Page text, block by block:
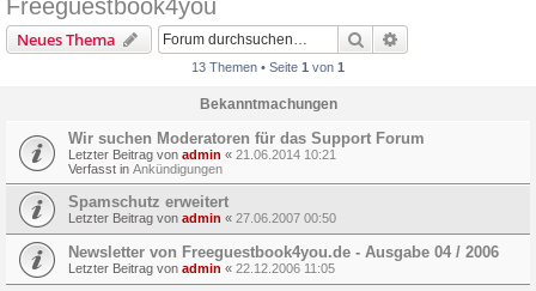
Freeguestbook4you
Neues Thema Suche
13 Themen • Seite 1 von 1
Bekanntmachungen
Wir suchen Moderatoren für das Support Forum
Letzter Beitrag von admin « 21.06.2014 10:21
Verfasst in Ankündigungen
Spamschutz erweitert
Letzter Beitrag von admin « 27.06.2007 00:50
Newsletter von Freeguestbook4you.de - Ausgabe 04 / 2006
Letzter Beitrag von admin « 22.12.2006 11:05